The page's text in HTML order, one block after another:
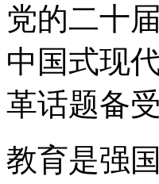
党的二十
中国式现
革话题备受
教育是强